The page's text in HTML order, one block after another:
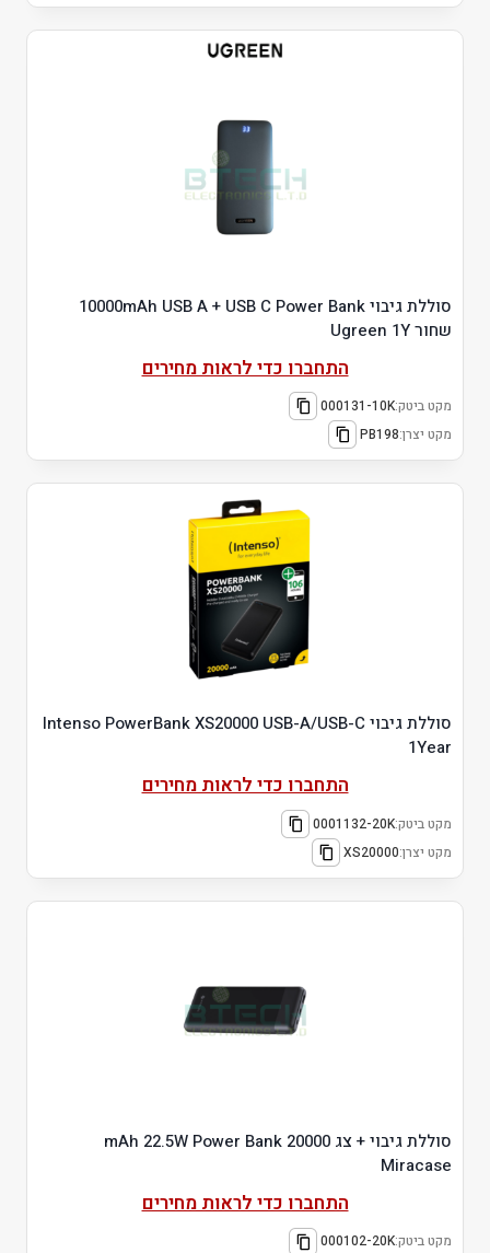
סוללת גיבוי 10000mAh USB A + USB C Power Bank
שחור Ugreen 1Y
התחברו כדי לראות מחירים
מקט ביטק:000131-10K
מקט יצרן:PB198
סוללת גיבוי Intenso PowerBank XS20000 USB-A/USB-C
1Year
התחברו כדי לראות מחירים
מקט ביטק:0001132-20K
מקט יצרן:XS20000
סוללת גיבוי + צג 20000 mAh 22.5W Power Bank
Miracase
התחברו כדי לראות מחירים
מקט ביטק:000102-20K